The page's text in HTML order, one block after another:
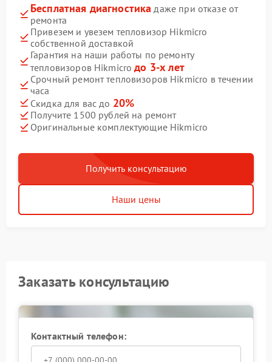
Бесплатная диагностика даже при отказе от
ремонта
Привезем и увезем тепловизор Hikmicro
собственной доставкой
Гарантия на наши работы по ремонту
тепловизоров Hikmicroдо 3-х лет
Срочный ремонт тепловизоров Hikmicro в течении
часа
Скидка для вас до 20%
Получите 1500 рублей на ремонт
Оригинальные комплектующие Hikmicro
Получить консультацию
Наши цены
Заказать консультацию
Контактный телефон: